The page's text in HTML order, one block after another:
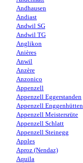
Andhausen
Andiast
Andwil SG
Andwil TG
Anglikon
Anières
Anwil
Anzère
Anzonico
Appenzell
Appenzell Eggerstanden
Appenzell Enggenhütten
Appenzell Meistersrüte
Appenzell Schlatt
Appenzell Steinegg
Apples
Aproz (Nendaz)
Aquila